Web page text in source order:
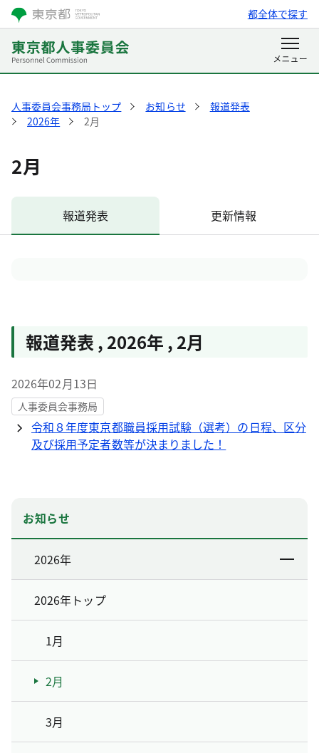
都全体で探す
人事委員会事務局トップ お知らせ
報道発表
2026年
2月
2月
報道発表 更新情報
報道発表 , 2026年 , 2月
2026年02月13日
人事委員会事務局
令和８年度東京都職員採用試験（選考）の日程、区分
及び採用予定者数等が決まりました！
お知らせ
2026年
2026年トップ
1月
2月
3月